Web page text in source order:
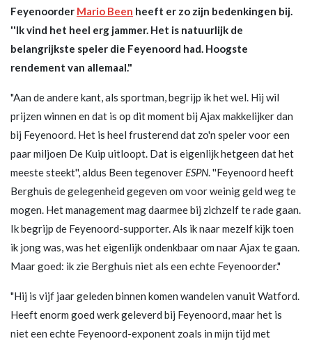
Feyenoorder Mario Been heeft er zo zijn bedenkingen bij.
''Ik vind het heel erg jammer. Het is natuurlijk de
belangrijkste speler die Feyenoord had. Hoogste
rendement van allemaal."
"Aan de andere kant, als sportman, begrijp ik het wel. Hij wil
prijzen winnen en dat is op dit moment bij Ajax makkelijker dan
bij Feyenoord. Het is heel frusterend dat zo'n speler voor een
paar miljoen De Kuip uitloopt. Dat is eigenlijk hetgeen dat het
meeste steekt'', aldus Been tegenover ESPN. ''Feyenoord heeft
Berghuis de gelegenheid gegeven om voor weinig geld weg te
mogen. Het management mag daarmee bij zichzelf te rade gaan.
Ik begrijp de Feyenoord-supporter. Als ik naar mezelf kijk toen
ik jong was, was het eigenlijk ondenkbaar om naar Ajax te gaan.
Maar goed: ik zie Berghuis niet als een echte Feyenoorder."
"Hij is vijf jaar geleden binnen komen wandelen vanuit Watford.
Heeft enorm goed werk geleverd bij Feyenoord, maar het is
niet een echte Feyenoord-exponent zoals in mijn tijd met